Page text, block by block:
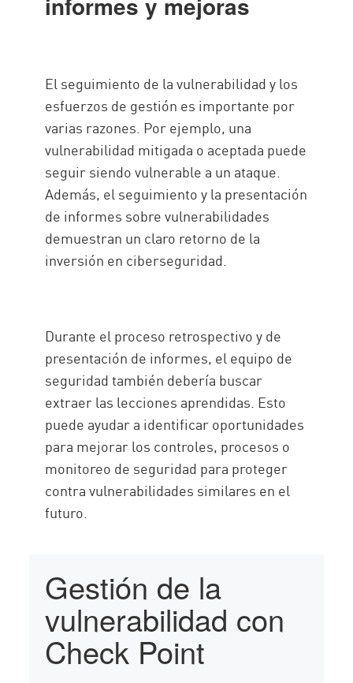
El seguimiento de la vulnerabilidad y los
esfuerzos de gestión es importante por
varias razones. Por ejemplo, una
vulnerabilidad mitigada o aceptada puede
seguir siendo vulnerable a un ataque.
Además, el seguimiento y la presentación
de informes sobre vulnerabilidades
demuestran un claro retorno de la
inversión en ciberseguridad.
Durante el proceso retrospectivo y de
presentación de informes, el equipo de
seguridad también debería buscar
extraer las lecciones aprendidas. Esto
puede ayudar a identificar oportunidades
para mejorar los controles, procesos o
monitoreo de seguridad para proteger
contra vulnerabilidades similares en el
futuro.
Gestión de la
vulnerabilidad con
Check Point